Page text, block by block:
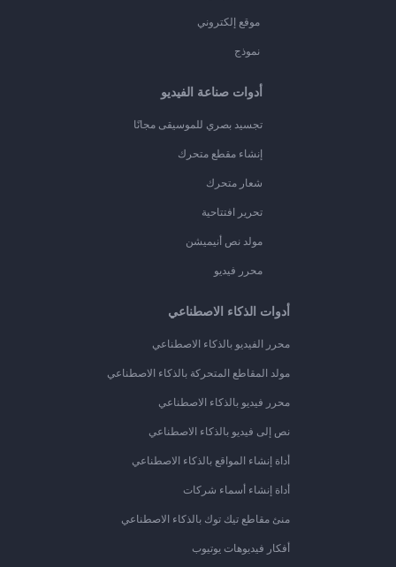
موقع إلكتروني
نموذج
أدوات صناعة الفيديو
تجسيد بصري للموسيقى مجانًا
إنشاء مقطع متحرك
شعار متحرك
تحرير افتتاحية
مولد نص أنيميشن
محرر فيديو
أدوات الذكاء الاصطناعي
محرر الفيديو بالذكاء الاصطناعي
مولد المقاطع المتحركة بالذكاء الاصطناعي
محرر فيديو بالذكاء الاصطناعي
نص إلى فيديو بالذكاء الاصطناعي
أداة إنشاء المواقع بالذكاء الاصطناعي
أداة إنشاء أسماء شركات
منئ مقاطع تيك توك بالذكاء الاصطناعي
أفكار فيديوهات يوتيوب